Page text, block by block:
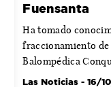
Fuensanta
Ha tomado
fraccionamiento
Balompédica
Las Noticias - 16/